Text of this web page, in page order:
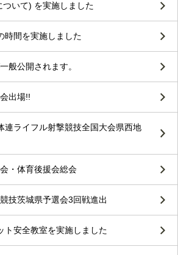
いて) を実施しました
時間を実施しました
般公開されます。
出場!!
連ライフル射撃競技全国大会県西地
・体育後援会総会
技茨城県予選会3回戦進出
ト安全教室を実施しました